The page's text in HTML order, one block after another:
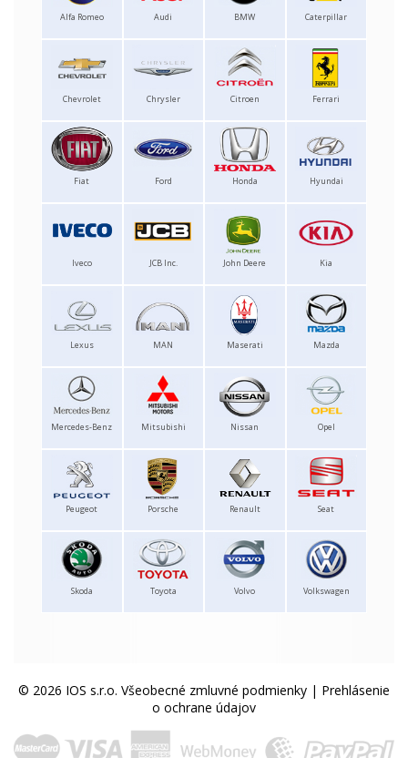
Alfa Romeo Audi BMW Caterpillar
Chevrolet Chrysler Citroen Ferrari
Fiat Ford Honda Hyundai
Iveco JCB Inc. John Deere Kia
Lexus MAN Maserati Mazda
Mercedes-Benz Mitsubishi Nissan Opel
Peugeot Porsche Renault Seat
Skoda Toyota Volvo Volkswagen
© 2026 IOS s.r.o. Všeobecné zmluvné podmienky | Prehlásenie
o ochrane údajov